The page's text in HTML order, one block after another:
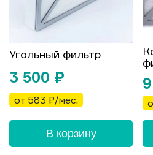
Угольный фильтр
3 500 ₽
от 583 ₽/мес.
В корзину